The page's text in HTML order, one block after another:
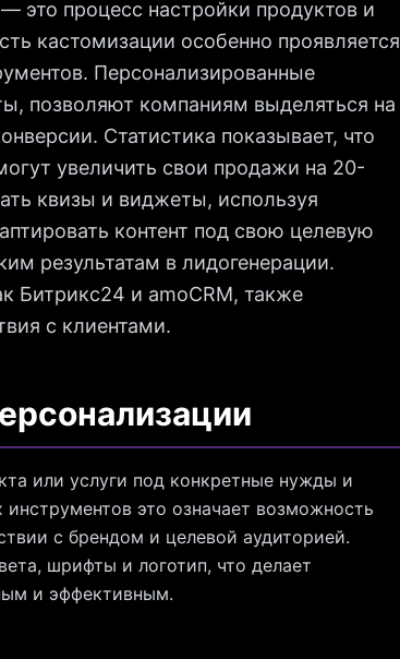
это процесс настройки продуктов и
кастомизации особенно проявляется
Персонализированные
позволяют компаниям выделяться на
Статистика показывает, что
увеличить свои продажи на 20-
квизы и виджеты, используя
контент под свою целевую
результатам в лидогенерации.
Битрикс24 и amoCRM, также
с клиентами.
или услуги под конкретные нужды и
это означает возможность
с брендом и целевой аудиторией.
шрифты и логотип, что делает
и эффективным.